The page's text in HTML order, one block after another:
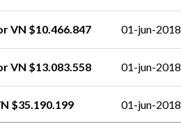
VN $10.466.847 01-jun-2018
VN $13.083.558 01-jun-2018
$35.190.199 01-jun-2018